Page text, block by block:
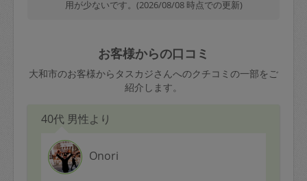
用が少ないです。(2026/08/08 時点での更新)
お客様からの口コミ
大和市のお客様からタスカジさんへのクチコミの一部をご
紹介します。
40代 男性より
Onori